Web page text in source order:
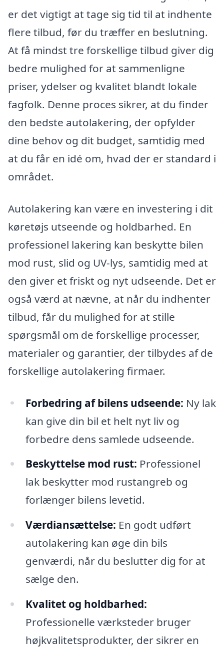
er det vigtigt at tage sig tid til at indhente
flere tilbud, før du træffer en beslutning.
At få mindst tre forskellige tilbud giver dig
bedre mulighed for at sammenligne
priser, ydelser og kvalitet blandt lokale
fagfolk. Denne proces sikrer, at du finder
den bedste autolakering, der opfylder
dine behov og dit budget, samtidig med
at du får en idé om, hvad der er standard i
området.
Autolakering kan være en investering i dit
køretøjs utseende og holdbarhed. En
professionel lakering kan beskytte bilen
mod rust, slid og UV-lys, samtidig med at
den giver et friskt og nyt udseende. Det er
også værd at nævne, at når du indhenter
tilbud, får du mulighed for at stille
spørgsmål om de forskellige processer,
materialer og garantier, der tilbydes af de
forskellige autolakering firmaer.
Forbedring af bilens udseende: Ny lak
kan give din bil et helt nyt liv og
forbedre dens samlede udseende.
Beskyttelse mod rust: Professionel
lak beskytter mod rustangreb og
forlænger bilens levetid.
Værdiansættelse: En godt udført
autolakering kan øge din bils
genværdi, når du beslutter dig for at
sælge den.
Kvalitet og holdbarhed:
Professionelle værksteder bruger
højkvalitetsprodukter, der sikrer en